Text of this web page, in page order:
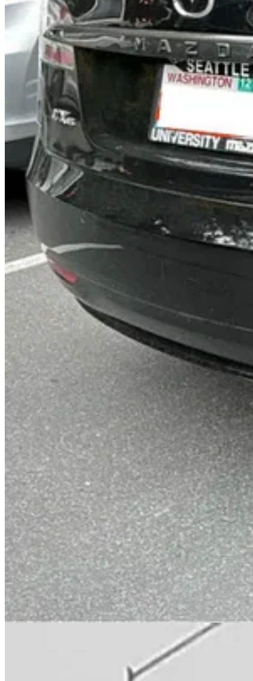
A BYD acabou de levantar numa captação na
montadora chinesa.
Contudo, a União Européia vai fazer jogo duro. Os europeus
parecem querer a colaboração.
Robôs no carnaval
Quando eu falo que os robôslogo estarão entre nós, não é
das mais avançadas do mundo.
Quatro robôs
participaram da festa, sendo doishumanóidese
Limites Pra Sonhar